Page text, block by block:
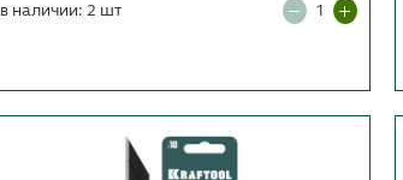
в наличии: 2 шт